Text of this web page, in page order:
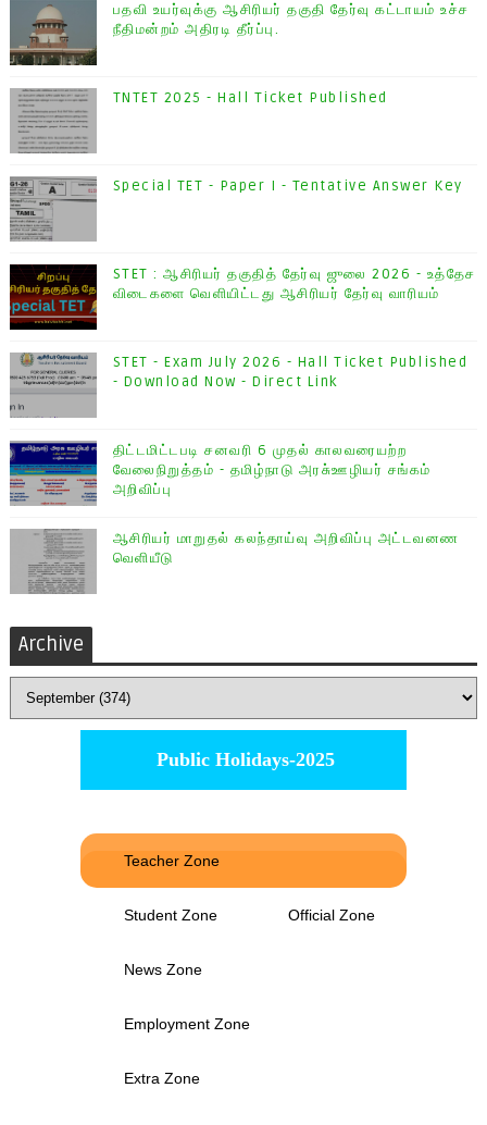
பதவி உயர்வுக்கு ஆசிரியர் தகுதி தேர்வு கட்டாயம் உச்ச
நீதிமன்றம் அதிரடி தீர்ப்பு.
TNTET 2025 - Hall Ticket Published
Special TET - Paper I - Tentative Answer Key
STET : ஆசிரியர் தகுதித் தேர்வு ஜுலை 2026 - உத்தேச
விடைகளை வெளியிட்டது ஆசிரியர் தேர்வு வாரியம்
STET - Exam July 2026 - Hall Ticket Published
- Download Now - Direct Link
திட்டமிட்டபடி சனவரி 6 முதல் காலவரையற்ற
வேலைநிறுத்தம் - தமிழ்நாடு அரசு்ஊழியர் சங்கம்
அறிவிப்பு
ஆசிரியர் மாறுதல் கலந்தாய்வு அறிவிப்பு அட்டவனண
வெளியீடு
Archive
Public Holidays-2025
Teacher Zone
Student Zone Official Zone
News Zone
Employment Zone
Extra Zone